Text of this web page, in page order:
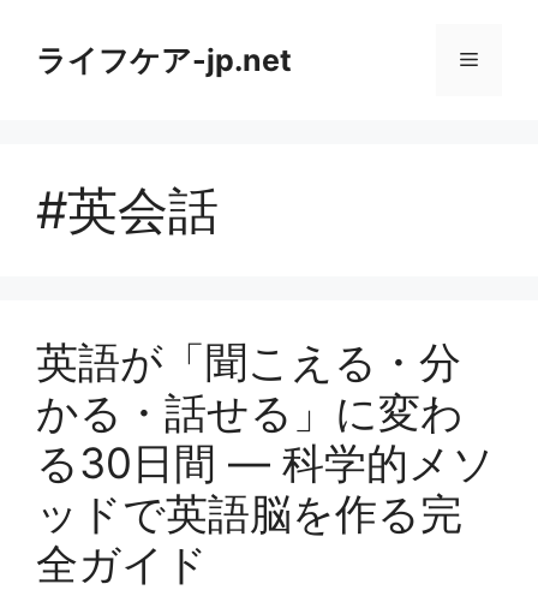
ライフケア-jp.net メ
#英会話
英語が「聞こえる・分
かる・話せる」に変わ
る30日間 ― 科学的メソ
ッドで英語脳を作る完
全ガイド